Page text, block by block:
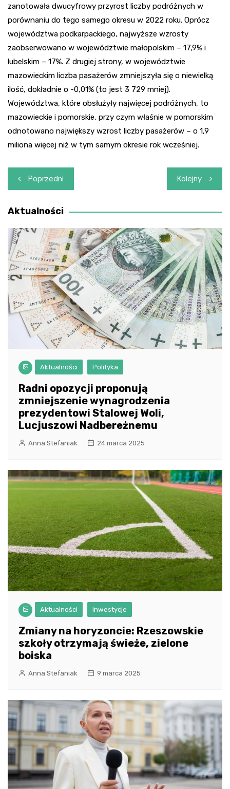
zanotowała dwucyfrowy przyrost liczby podróżnych w
porównaniu do tego samego okresu w 2022 roku. Oprócz
województwa podkarpackiego, najwyższe wzrosty
zaobserwowano w województwie małopolskim – 17,9% i
lubelskim – 17%. Z drugiej strony, w województwie
mazowieckim liczba pasażerów zmniejszyła się o niewielką
ilość, dokładnie o -0,01% (to jest 3 729 mniej).
Województwa, które obsłużyły najwięcej podróżnych, to
mazowieckie i pomorskie, przy czym właśnie w pomorskim
odnotowano największy wzrost liczby pasażerów – o 1,9
miliona więcej niż w tym samym okresie rok wcześniej.
Nawigacja
wpisu
Poprzedni Kolejny
Aktualności
Aktualności Polityka
Radni opozycji proponują
zmniejszenie wynagrodzenia
prezydentowi Stalowej Woli,
Lucjuszowi Nadbereżnemu
Anna Stefaniak 24 marca 2025
Aktualności inwestycje
Zmiany na horyzoncie: Rzeszowskie
szkoły otrzymają świeże, zielone
boiska
Anna Stefaniak 9 marca 2025